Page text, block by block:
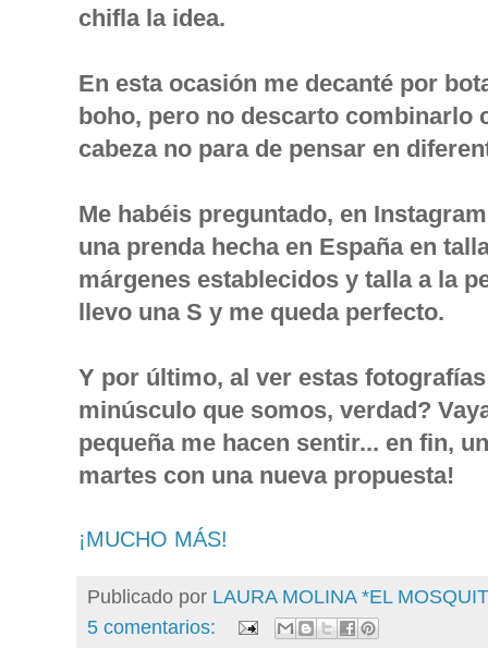
chifla la idea.
En esta ocasión me decanté por
boho, pero no descarto combinarlo
cabeza no para de pensar en
Me habéis preguntado, en
una prenda hecha en España en
márgenes establecidos y talla a la
llevo una S y me queda perfecto.
Y por último, al ver estas
minúsculo que somos, verdad?
pequeña me hacen sentir... en fin,
martes con una nueva propuesta!
¡MUCHO MÁS!
Publicado por LAURA MOLINA *EL
5 comentarios: